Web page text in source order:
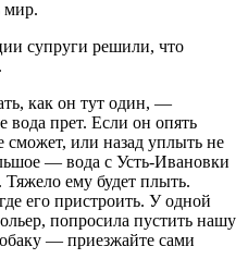
мир.
супруги решили, что
как он тут один, —
вода прет. Если он опять
сможет, или назад уплыть не
— вода с Усть-Ивановки
ему будет плыть.
его пристроить. У одной
попросила пустить нашу
— приезжайте сами